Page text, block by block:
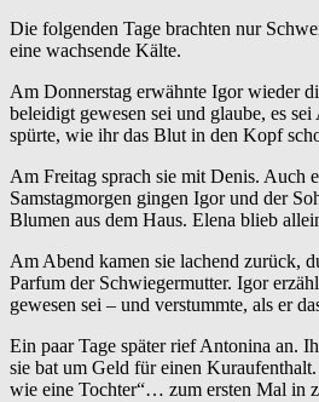
Die folgenden Tage brachten nur
eine wachsende Kälte.
Am Donnerstag erwähnte Igor wieder
beleidigt gewesen sei und glaube, es
spürte, wie ihr das Blut in den Kopf
Am Freitag sprach sie mit Denis. Auch
Samstagmorgen gingen Igor und der
Blumen aus dem Haus. Elena blieb
Am Abend kamen sie lachend zurück,
Parfum der Schwiegermutter. Igor
gewesen sei – und verstummte, als er
Ein paar Tage später rief Antonina an.
sie bat um Geld für einen
wie eine Tochter“… zum ersten Mal in